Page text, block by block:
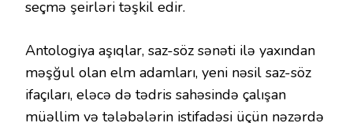
seçmə şeirləri təşkil edir.
Antologiya aşıqlar, saz-söz sənəti ilə yaxından
məşğul olan elm adamları, yeni nəsil saz-söz
ifaçıları, eləcə də tədris sahəsində çalışan
müəllim və tələbələrin istifadəsi üçün nəzərdə